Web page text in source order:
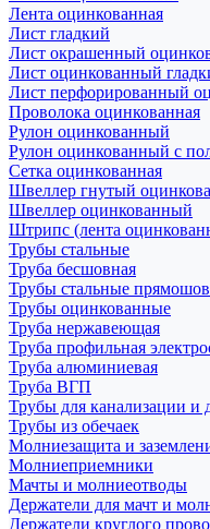
Лента оцинкованная
Лист гладкий
Лист окрашенный
Лист оцинкованный
Лист перфорированный
Проволока оцинкованная
Рулон оцинкованный
Рулон оцинкованный с
Сетка оцинкованная
Швеллер гнутый
Швеллер оцинкованный
Штрипс (лента
Трубы стальные
Труба бесшовная
Трубы стальные
Трубы оцинкованные
Труба нержавеющая
Труба профильная
Труба алюминиевая
Труба ВГП
Трубы для канализации и
Трубы из обечаек
Молниезащита и
Молниеприемники
Мачты и молниеотводы
Держатели для мачт и
Держатели круглого